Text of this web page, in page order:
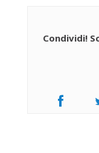
Condividi!